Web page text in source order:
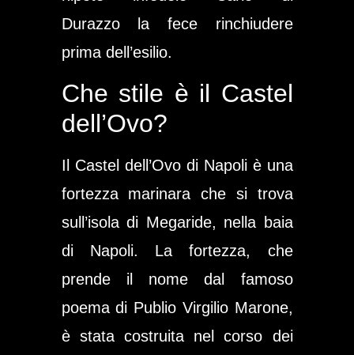
Durazzola fece rinchiudere
prima dell’esilio.
Che stile è il Castel
dell’Ovo?
Il Castel dell’Ovo di Napoli è una
fortezza marinara che si trova
sull’isola di Megaride, nella baia
di Napoli. La fortezza, che
prende il nome dal famoso
poema di Publio Virgilio Marone,
è stata costruita nel corso dei